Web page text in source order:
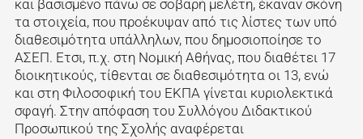
και βασισμένο πάνω σε σοβαρή μελέτη, έκαναν σκόνη
τα στοιχεία, που προέκυψαν από τις λίστες των υπό
διαθεσιμότητα υπάλληλων, που δημοσιοποίησε το
ΑΣΕΠ. Ετσι, π.χ. στη Νομική Αθήνας, που διαθέτει 17
διοικητικούς, τίθενται σε διαθεσιμότητα οι 13, ενώ
και στη Φιλοσοφική του ΕΚΠΑ γίνεται κυριολεκτικά
σφαγή. Στην απόφαση του Συλλόγου Διδακτικού
Προσωπικού της Σχολής αναφέρεται